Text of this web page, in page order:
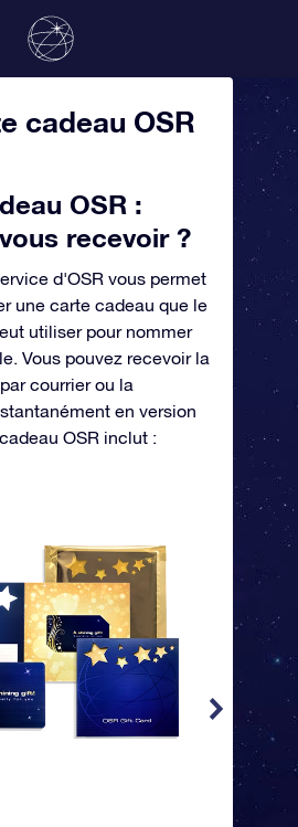
cadeau OSR
OSR :
recevoir ?
d'OSR vous permet
une carte cadeau que le
utiliser pour nommer
Vous pouvez recevoir la
courrier ou la
en version
OSR inclut :